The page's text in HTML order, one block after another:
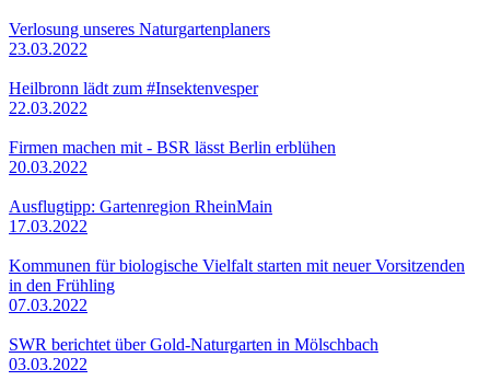
Verlosung unseres Naturgartenplaners
23.03.2022
Heilbronn lädt zum #Insektenvesper
22.03.2022
Firmen machen mit - BSR lässt Berlin erblühen
20.03.2022
Ausflugtipp: Gartenregion RheinMain
17.03.2022
Kommunen für biologische Vielfalt starten mit neuer Vorsitzenden
in den Frühling
07.03.2022
SWR berichtet über Gold-Naturgarten in Mölschbach
03.03.2022